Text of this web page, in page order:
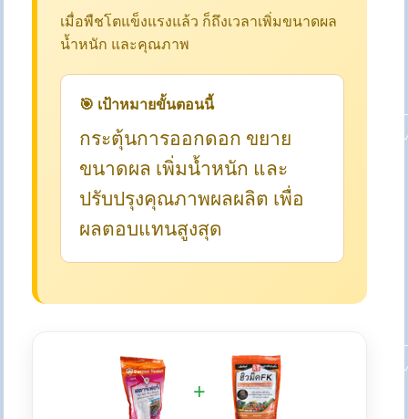
เมื่อพืชโตแข็งแรงแล้ว ก็ถึงเวลาเพิ่มขนาดผล
น้ำหนัก และคุณภาพ
🎯 เป้าหมายขั้นตอนนี้
กระตุ้นการออกดอก ขยาย
ขนาดผล เพิ่มน้ำหนัก และ
ปรับปรุงคุณภาพผลผลิต เพื่อ
ผลตอบแทนสูงสุด
+